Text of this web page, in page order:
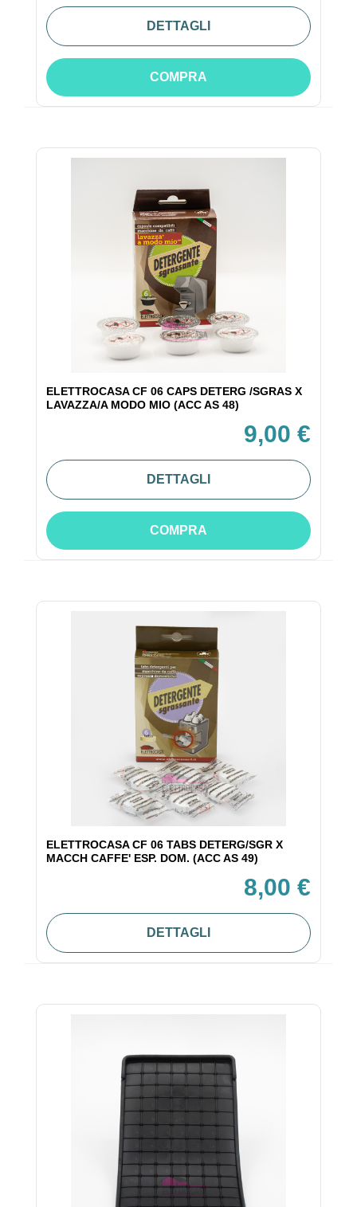
DETTAGLI
COMPRA
ELETTROCASA CF 06 CAPS DETERG /SGRAS X
LAVAZZA/A MODO MIO (ACC AS 48)
9,00 €
DETTAGLI
COMPRA
ELETTROCASA CF 06 TABS DETERG/SGR X
MACCH CAFFE' ESP. DOM. (ACC AS 49)
8,00 €
DETTAGLI